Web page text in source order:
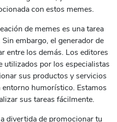
PreviewUse
con estos memes.
de memes es una tarea
embargo, el generador de
entre los demás. Los editores
utilizados por los especialistas
sus productos y servicios
humorístico. Estamos
sus tareas fácilmente.
divertida de promocionar tu